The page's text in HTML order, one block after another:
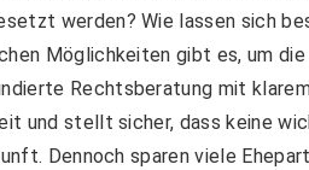
werden? Wie lassen sich
Möglichkeiten gibt es, um
Rechtsberatung mit
und stellt sicher, dass keine
Dennoch sparen viele